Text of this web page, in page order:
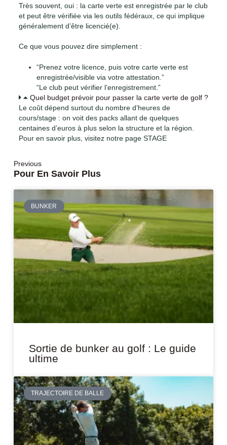
Très souvent, oui : la carte verte est enregistrée par le club
et peut être vérifiée via les outils fédéraux, ce qui implique
généralement d’être licencié(e).
Ce que vous pouvez dire simplement :
“Prenez votre licence, puis votre carte verte est
enregistrée/visible via votre attestation.”
“Le club peut vérifier l’enregistrement.”
Quel budget prévoir pour passer la carte verte de golf ?
Le coût dépend surtout du nombre d’heures de
cours/stage : on voit des packs allant de quelques
centaines d’euros à plus selon la structure et la région.
Pour en savoir plus, visitez notre page STAGE
Previous
Pour En Savoir Plus
BUNKER
Sortie de bunker au golf : Le guide
ultime
TRAJECTOIRE DE BALLE